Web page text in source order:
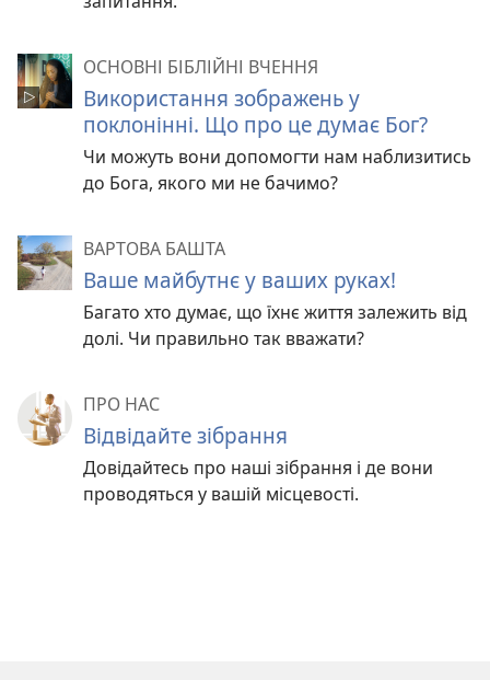
ОСНОВНІ БІБЛІЙНІ ВЧЕННЯ
Використання зображень у
поклонінні. Що про це думає Бог?
Чи можуть вони допомогти нам наблизитись
до Бога, якого ми не бачимо?
ВАРТОВА БАШТА
Ваше майбутнє у ваших руках!
Багато хто думає, що їхнє життя залежить від
долі. Чи правильно так вважати?
ПРО НАС
Відвідайте зібрання
Довідайтесь про наші зібрання і де вони
проводяться у вашій місцевості.